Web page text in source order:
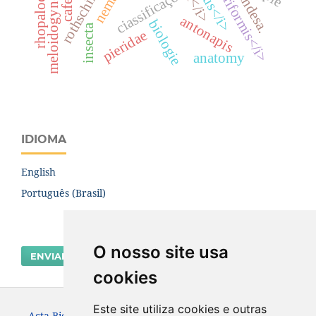
O nosso site usa
cookies
Este site utiliza cookies e outras
antonapis
ciassificaço
insecta biologie
pieridae anatomy
IDIOMA
English
Português (Brasil)
ENVIAR SUBMISSÃO